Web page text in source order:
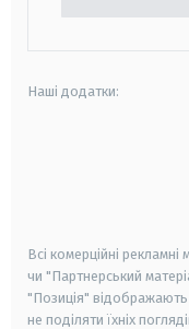
Наші додатки:
Всі комерційні
чи "Партнерський
"Позиція" відображають
не поділяти їхніх